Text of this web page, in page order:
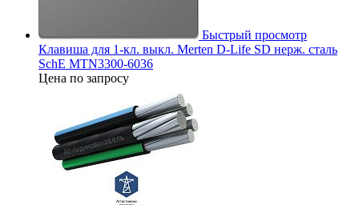
Быстрый просмотр
Клавиша для 1-кл. выкл. Merten D-Life SD нерж. сталь
SchE MTN3300-6036
Цена по запросу